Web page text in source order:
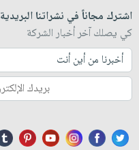
اشترك مجاناً في نشراتنا البريدية
كي يصلك آخر أخبار الشركة